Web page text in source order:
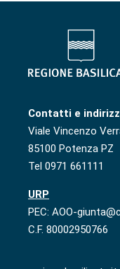
Contatti e
Viale Vincenzo
85100 Potenza PZ
Tel 0971 661111
URP
PEC: AOO-
C.F. 80002950766